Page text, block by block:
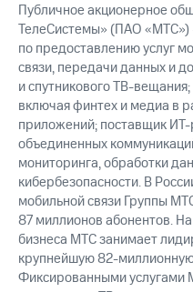
Публичное акционерное
ТелеСистемы» (ПАО «МТС»)
по предоставлению услуг
связи, передачи данных и
и спутникового ТВ-
включая финтех и медиа в
приложений; поставщик
объединенных
мониторинга, обработки
кибербезопасности. В
мобильной связи Группы
87 миллионов абонентов.
бизнеса МТС занимает
крупнейшую 82-
Фиксированными